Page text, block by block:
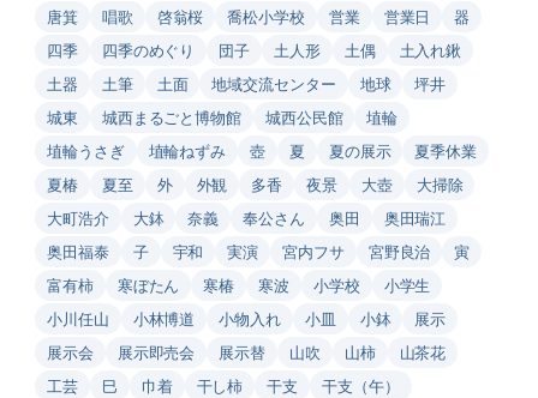
唐箕 唱歌 啓翁桜 喬松小学校 営業 営業日
器
四季
四季のめぐり 団子 土人形 土偶
土入れ鍬
土器
土筆 土面 地域交流センター 地球
坪井
城東
城西まるごと博物館 城西公民館
埴輪
埴輪うさぎ
埴輪ねずみ 壺 夏 夏の展示
夏季休業
夏椿
夏至 外 外観 多香 夜景 大壺
大掃除
大町浩介
大鉢 奈義 奉公さん 奥田
奥田瑞江
奥田福泰
子 宇和 実演 宮内フサ 宮野良治
寅
富有柿
寒ぼたん 寒椿 寒波 小学校
小学生
小川任山
小林博道 小物入れ 小皿 小鉢
展示
展示会
展示即売会 展示替 山吹 山柿
山茶花
工芸
巳 巾着 干し柿 干支
干支（午）